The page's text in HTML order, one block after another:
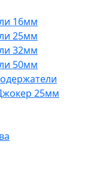
16мм
25мм
32мм
50мм
25мм